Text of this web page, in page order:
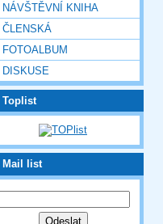
NÁVŠTĚVNÍ KNIHA
ČLENSKÁ
FOTOALBUM
DISKUSE
Toplist
Mail list